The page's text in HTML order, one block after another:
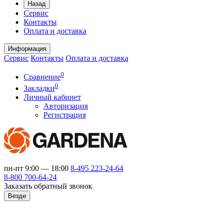
Назад
Сервис
Контакты
Оплата и доставка
Информация
Сервис Контакты Оплата и доставка
Сравнение0
Закладки0
Личный кабинет
Авторизация
Регистрация
пн-пт 9:00 — 18:00 8-495 223-24-64
8-800 700-64-24
Заказать обратный звонок
Везде